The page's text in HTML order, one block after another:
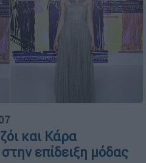
και Κάρα
επίδειξη μόδας